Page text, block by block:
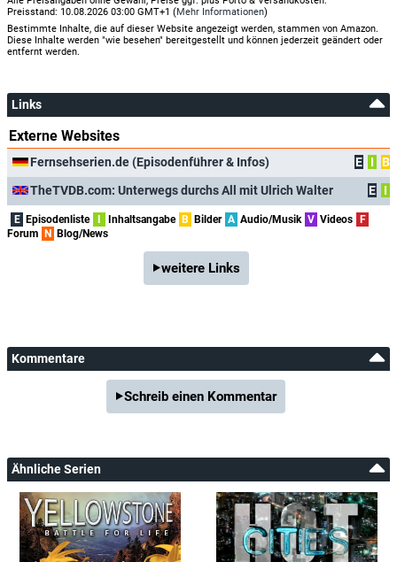
Preisstand: 10.08.2026 03:00 GMT+1 (Mehr Informationen)
Bestimmte Inhalte, die auf dieser Website angezeigt werden, stammen von Amazon.
Diese Inhalte werden "wie besehen" bereitgestellt und können jederzeit geändert oder
entfernt werden.
Links
Externe Websites
Fernsehserien.de (Episodenführer & Infos) E I
B
TheTVDB.com: Unterwegs durchs All mit Ulrich Walter
E I
E Episodenliste I Inhaltsangabe B Bilder A Audio/Musik V Videos F
Forum N Blog/News
weitere Links
Kommentare
Schreib einen Kommentar
Ähnliche Serien